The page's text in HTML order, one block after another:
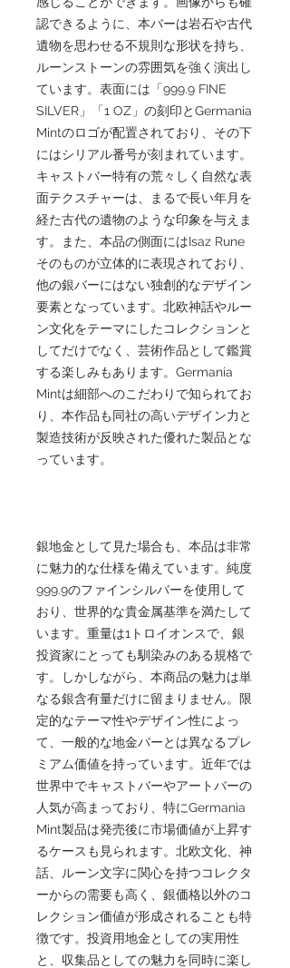
認できるように、本バーは岩石や古代
遺物を思わせる不規則な形状を持ち、
ルーンストーンの雰囲気を強く演出し
ています。表面には「999.9 FINE
SILVER」「1 OZ」の刻印とGermania
Mintのロゴが配置されており、その下
にはシリアル番号が刻まれています。
キャストバー特有の荒々しく自然な表
面テクスチャーは、まるで長い年月を
経た古代の遺物のような印象を与えま
す。また、本品の側面にはIsaz Rune
そのものが立体的に表現されており、
他の銀バーにはない独創的なデザイン
要素となっています。北欧神話やルー
ン文化をテーマにしたコレクションと
してだけでなく、芸術作品として鑑賞
する楽しみもあります。Germania
Mintは細部へのこだわりで知られてお
り、本作品も同社の高いデザイン力と
製造技術が反映された優れた製品とな
っています。
銀地金として見た場合も、本品は非常
に魅力的な仕様を備えています。純度
999.9のファインシルバーを使用して
おり、世界的な貴金属基準を満たして
います。重量は1トロイオンスで、銀
投資家にとっても馴染みのある規格で
す。しかしながら、本商品の魅力は単
なる銀含有量だけに留まりません。限
定的なテーマ性やデザイン性によっ
て、一般的な地金バーとは異なるプレ
ミアム価値を持っています。近年では
世界中でキャストバーやアートバーの
人気が高まっており、特にGermania
Mint製品は発売後に市場価値が上昇す
るケースも見られます。北欧文化、神
話、ルーン文字に関心を持つコレクタ
ーからの需要も高く、銀価格以外のコ
レクション価値が形成されることも特
徴です。投資用地金としての実用性
と、収集品としての魅力を同時に楽し